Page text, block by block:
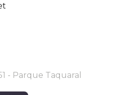
- Parque Taquaral